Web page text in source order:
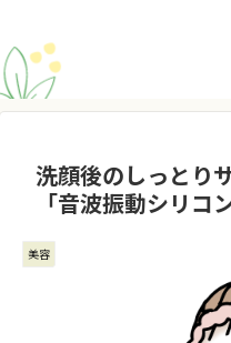
洗顔後のしっとり
「音波振動シリコ
美容